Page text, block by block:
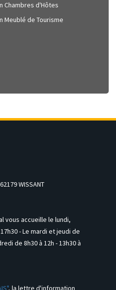
Chambres d'Hôtes
Meublé de Tourisme
WISSANT
vous accueille le lundi,
- Le mardi et jeudi de
de 8h30 à 12h - 13h30 à
, la lettre d'information